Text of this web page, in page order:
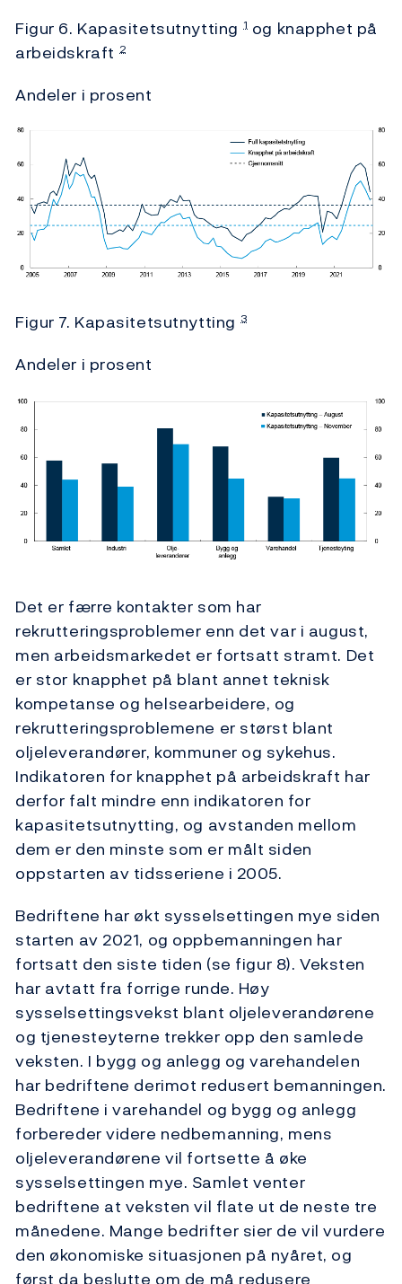
Figur 6. Kapasitetsutnytting 1 og knapphet på
arbeidskraft 2
Andeler i prosent
Figur 7. Kapasitetsutnytting 3
Andeler i prosent
Det er færre kontakter som har
rekrutteringsproblemer enn det var i august,
men arbeidsmarkedet er fortsatt stramt. Det
er stor knapphet på blant annet teknisk
kompetanse og helsearbeidere, og
rekrutteringsproblemene er størst blant
oljeleverandører, kommuner og sykehus.
Indikatoren for knapphet på arbeidskraft har
derfor falt mindre enn indikatoren for
kapasitetsutnytting, og avstanden mellom
dem er den minste som er målt siden
oppstarten av tidsseriene i 2005.
Bedriftene har økt sysselsettingen mye siden
starten av 2021, og oppbemanningen har
fortsatt den siste tiden (se figur 8). Veksten
har avtatt fra forrige runde. Høy
sysselsettingsvekst blant oljeleverandørene
og tjenesteyterne trekker opp den samlede
veksten. I bygg og anlegg og varehandelen
har bedriftene derimot redusert bemanningen.
Bedriftene i varehandel og bygg og anlegg
forbereder videre nedbemanning, mens
oljeleverandørene vil fortsette å øke
sysselsettingen mye. Samlet venter
bedriftene at veksten vil flate ut de neste tre
månedene. Mange bedrifter sier de vil vurdere
den økonomiske situasjonen på nyåret, og
først da beslutte om de må redusere